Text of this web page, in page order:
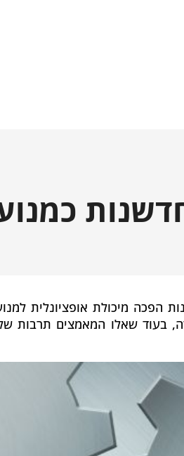
המשתנה במהירות של המאה ה-21, חדשנות הפכה
בעוד שאלו המאמצים תרבות